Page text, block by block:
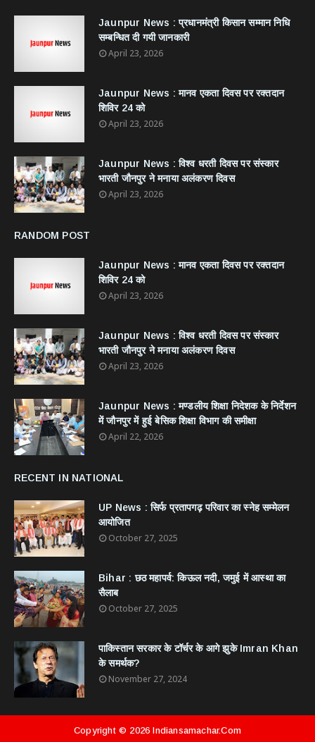
Jaunpur News : ​प्रधानमंत्री किसान सम्मान निधि
सम्बन्धित दी गयी जानकारी
April 23, 2026
Jaunpur News : ​मानव एकता दिवस पर रक्तदान
शिविर 24 को
April 23, 2026
Jaunpur News : विश्व धरती दिवस पर संस्कार
भारती जौनपुर ने मनाया अलंकरण दिवस
April 23, 2026
RANDOM POST
Jaunpur News : ​मानव एकता दिवस पर रक्तदान
शिविर 24 को
April 23, 2026
Jaunpur News : विश्व धरती दिवस पर संस्कार
भारती जौनपुर ने मनाया अलंकरण दिवस
April 23, 2026
Jaunpur News : ​मण्डलीय शिक्षा निदेशक के निर्देशन
में जौनपुर में हुई बेसिक शिक्षा विभाग की समीक्षा
April 22, 2026
RECENT IN NATIONAL
UP News : सिर्फ प्रतापगढ़ परिवार का स्नेह सम्मेलन
आयोजित
October 27, 2025
Bihar : छठ महापर्व: किऊल नदी, जमुई में आस्था का
सैलाब
October 27, 2025
​पाकिस्तान सरकार के टॉर्चर के आगे झुके Imran Khan
के समर्थक?
November 27, 2024
Copyright © 2026Indiansamachar.com